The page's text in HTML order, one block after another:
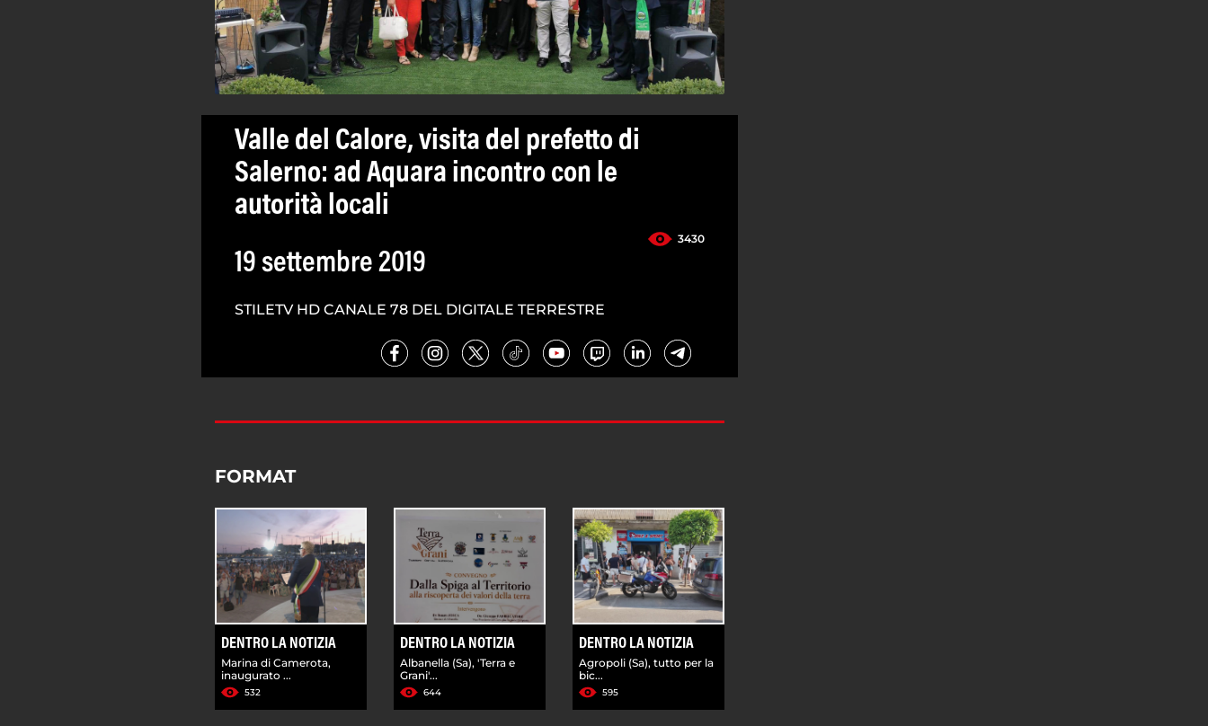
Valle del Calore, visita del prefetto di
Salerno: ad Aquara incontro con le
autorità locali
3430
19 settembre 2019
STILETV HD CANALE 78 DEL DIGITALE TERRESTRE
FORMAT
DENTRO LA NOTIZIA
Marina di Camerota,
inaugurato ...
532
DENTRO LA NOTIZIA
Albanella (Sa), 'Terra e
Grani'...
644
DENTRO LA NOTIZIA
Agropoli (Sa), tutto per la
bic...
595